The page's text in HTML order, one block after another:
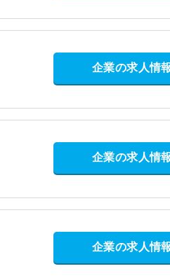
企業の求人情
企業の求人情
企業の求人情